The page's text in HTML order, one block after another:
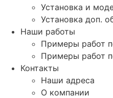
Установка и
Установка доп.
Наши работы
Примеры работ
Примеры работ
Контакты
Наши адреса
О компании